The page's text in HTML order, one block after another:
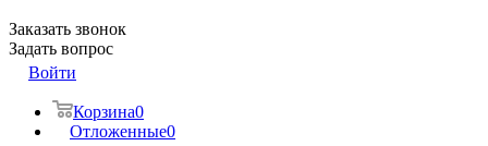
Заказать звонок
Задать вопрос
Войти
Корзина0
Отложенные0